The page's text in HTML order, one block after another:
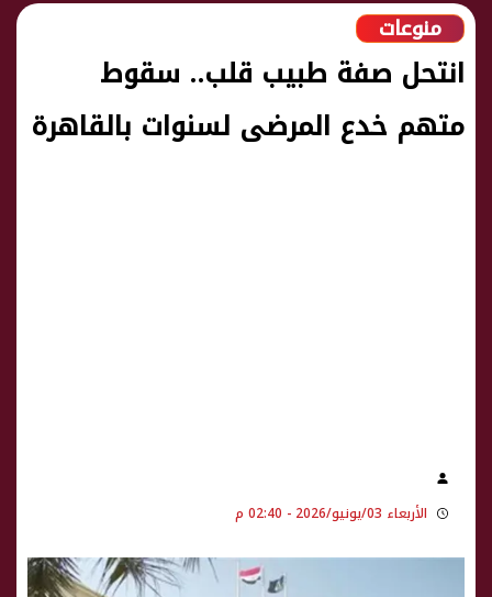
منوعات
انتحل صفة طبيب قلب.. سقوط
متهم خدع المرضى لسنوات بالقاهرة
الأربعاء 03/يونيو/2026 - 02:40 م